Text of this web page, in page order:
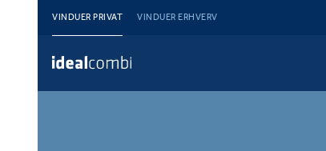
VINDUER PRIVAT VINDUER ERHVERV